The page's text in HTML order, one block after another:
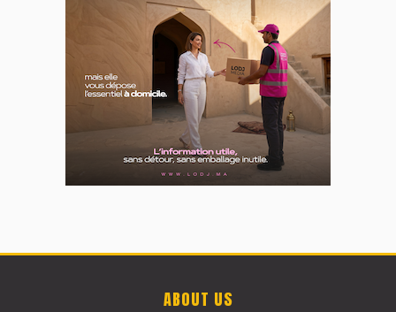
ABOUT US